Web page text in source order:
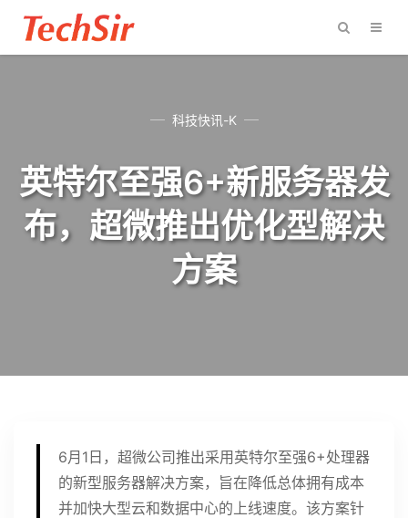
科技快讯-K
英特尔至强6+新服务器发
布，超微推出优化型解决
方案
6月1日，超微公司推出采用英特尔至强6+处理器
的新型服务器解决方案，旨在降低总体拥有成本
并加快大型云和数据中心的上线速度。该方案针